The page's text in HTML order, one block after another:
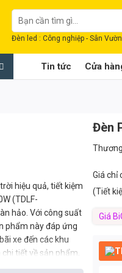
Tìm
kiếm:
Đèn led : Công nghiệp - Sân
Tin tức Cửa
hiệu quả, tiết kiệm
(TDLF-
hảo. Với công suất
phẩm này đáp ứng
xe đến các khu
tiết về sản phẩm,
Đèn
Giá chỉ
(Tiết
Giá